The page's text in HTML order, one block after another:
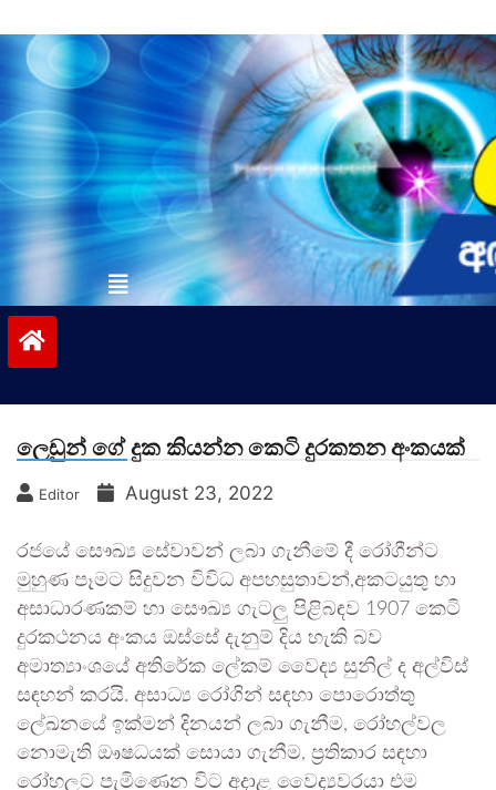
to
contentvinivida.lk
ලෙඩුන් ගේ දුක කියන්න කෙටි දුරකතන අංකයක්
Editor August 23, 2022
රජයේ සෞඛ්‍ය සේවාවන් ලබා ගැනීමේ දී රෝගීන්ට
මුහුණ පෑමට සිදුවන විවිධ අපහසුතාවන්,අකටයුතු හා
අසාධාරණකම් හා සෞඛ්‍ය ගැටලු පිළිබඳව 1907 කෙටි
දුරකථනය අංකය ඔස්සේ දැනුම් දිය හැකි බව
අමාත්‍යාංශයේ අතිරේක ලේකම් වෛද්‍ය සුනිල් ද අල්විස්
සඳහන් කරයි. අසාධ්‍ය රෝගින් සඳහා පොරොත්තු
ලේඛනයේ ඉක්මන් දිනයන් ලබා ගැනීම, රෝහල්වල
නොමැති ඖෂධයක් සොයා ගැනීම, ප්‍රතිකාර සඳහා
රෝහලට පැමිණෙන විට අදාළ වෛද්‍යවරයා එම